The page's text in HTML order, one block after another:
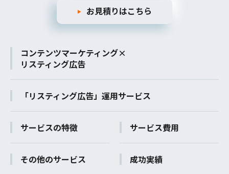
お見積りはこちら
コンテンツマーケティング×
リスティング広告
「リスティング広告」運用サービス
サービスの特徴 サービス費用
その他のサービス 成功実績